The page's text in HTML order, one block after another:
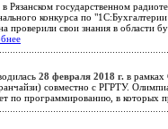
в Рязанском государственном
конкурса по
свои знания в области
28 февраля 2018 г. в рамках
совместно с РГРТУ.
по программированию, в которых